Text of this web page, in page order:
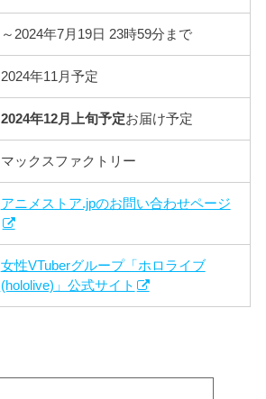
～2024年7月19日 23時59分まで
2024年11月予定
2024年12月上旬予定お届け予定
マックスファクトリー
アニメストア.jpのお問い合わせページ
女性VTuberグループ「ホロライブ
(hololive)」公式サイト